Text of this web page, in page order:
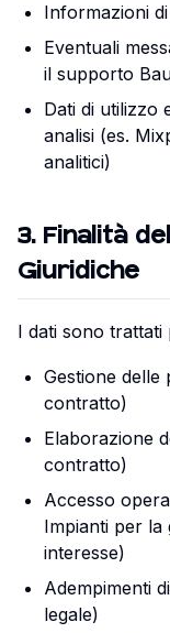
Informazioni
Eventuali
il supporto
Dati di utilizzo
analisi (es.
analitici)
3. Finalità
Giuridiche
I dati sono trattati
Gestione delle
contratto)
Elaborazione
contratto)
Accesso
Impianti per la
interesse)
Adempimenti
legale)